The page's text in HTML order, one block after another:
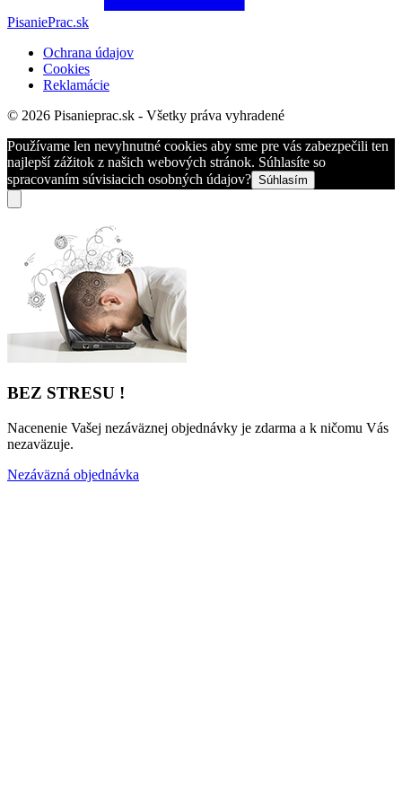
PisaniePrac.sk
Ochrana údajov
Cookies
Reklamácie
© 2026 Pisanieprac.sk - Všetky práva vyhradené
Používame len nevyhnutné cookies aby sme pre vás zabezpečili ten
najlepší zážitok z našich webových stránok. Súhlasíte so
spracovaním súvisiacich osobných údajov? Súhlasím
BEZ STRESU !
Nacenenie Vašej nezáväznej objednávky je zdarma a k ničomu Vás
nezaväzuje.
Nezáväzná objednávka